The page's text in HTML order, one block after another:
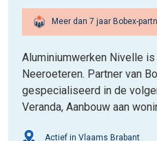
Meer dan 7 jaar Bobex-
Aluminiumwerken Nivelle
Neeroeteren. Partner van
gespecialiseerd in de
Veranda, Aanbouw aan
Actief in Vlaams Brabant